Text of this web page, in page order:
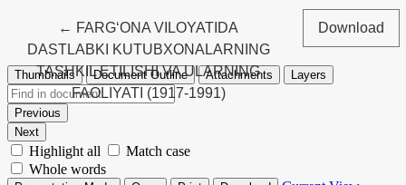
← Return to Article Details
FARG‘ONA VILOYATIDA
DASTLABKI KUTUBXONALARNING
TASHKIL ETILISHI VA ULARNING
FAOLIYATI (1917-1991)
Download